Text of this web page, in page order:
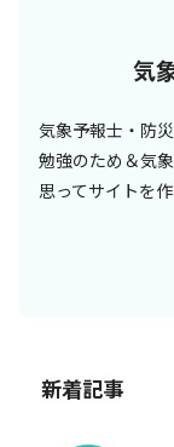
気
気象予報士・防
勉強のため＆気
思ってサイトを作
新着記事